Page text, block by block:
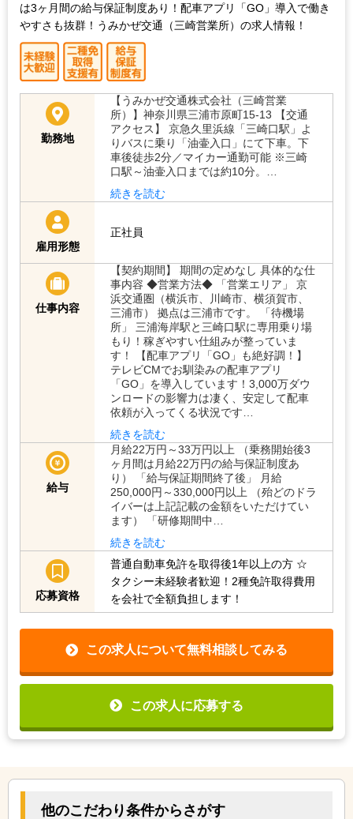
は3ヶ月間の給与保証制度あり！配車アプリ「GO」導入で働き
やすさも抜群！うみかぜ交通（三崎営業所）の求人情報！
勤務地
【うみかぜ交通株式会社（三崎営業
所）】神奈川県三浦市原町15-13 【交通
アクセス】 京急久里浜線「三崎口駅」よ
りバスに乗り「油壷入口」にて下車。下
車後徒歩2分／マイカー通勤可能 ※三崎
口駅～油壷入口までは約10分。…
続きを読む
雇用形態
正社員
仕事内容
【契約期間】 期間の定めなし 具体的な仕
事内容 ◆営業方法◆ 「営業エリア」 京
浜交通圏（横浜市、川崎市、横須賀市、
三浦市） 拠点は三浦市です。 「待機場
所」 三浦海岸駅と三崎口駅に専用乗り場
もり！稼ぎやすい仕組みが整っていま
す！ 【配車アプリ「GO」も絶好調！】
テレビCMでお馴染みの配車アプリ
「GO」を導入しています！3,000万ダウ
ンロードの影響力は凄く、安定して配車
依頼が入ってくる状況です…
続きを読む
給与
月給22万円～33万円以上 （乗務開始後3
ヶ月間は月給22万円の給与保証制度あ
り） 「給与保証期間終了後」 月給
250,000円～330,000円以上 （殆どのドラ
イバーは上記記載の金額をいただけてい
ます） 「研修期間中…
続きを読む
応募資格
普通自動車免許を取得後1年以上の方 ☆
タクシー未経験者歓迎！2種免許取得費用
を会社で全額負担します！
この求人について無料相談してみる
この求人に応募する
他のこだわり条件からさがす